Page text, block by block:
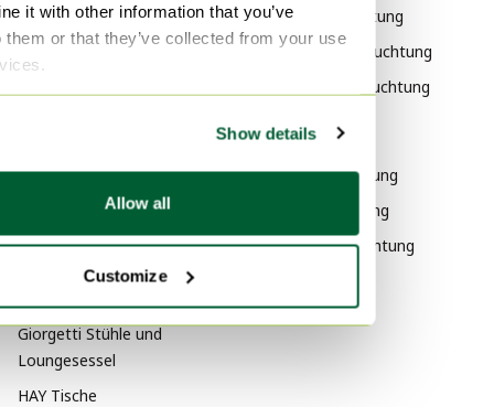
it with other information that you’ve
them or that they’ve collected from your use
Show details
Allow all
Customize
Philips Beleuchtung
Staff Beleuchtung
Bauhaus Beleuchtung
Retro Beleuchtung
Design Beleuchtung
Chrom Beleuchtung
Kunststoff Beleuchtung
Aluminium Beleuchtung
Nach Farbe
Braun Beleuchtung
Grau Beleuchtung
Schwarz Beleuchtung
Giorgetti Stühle und
Loungesessel
HAY Tische